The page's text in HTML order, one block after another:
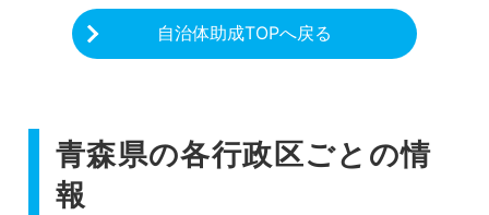
自治体助成TOPへ戻る
青森県の各行政区ごとの情
報